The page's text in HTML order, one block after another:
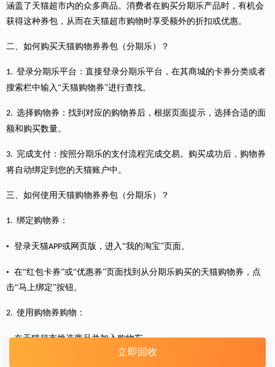
涵盖了天猫超市内的众多商品。消费者在购买分期乐产品时，有机会
获得这种券包，从而在天猫超市购物时享受额外的折扣或优惠。
二、如何购买天猫购物券券包（分期乐）？
1.登录分期乐平台：直接登录分期乐平台，在其商城的卡券分类或者
搜索栏中输入“天猫购物券”进行查找。
2.选择购物券：找到对应的购物券后，根据页面提示，选择合适的面
额和购买数量。
3. 完成支付：按照分期乐的支付流程完成交易。购买成功后，购物券
将自动绑定到您的天猫账户中。
三、如何使用天猫购物券券包（分期乐）？
1.绑定购物券：
• 登录天猫APP或网页版，进入“我的淘宝”页面。
• 在“红包卡券”或“优惠券”页面找到从分期乐购买的天猫购物券，点
击“马上绑定”按钮。
2.使用购物券购物：
• 在天猫超市挑选商品并加入购物车。
• 进入结算页面，系统会自动检测是否有可使用的购物券。如果有，
立即回收